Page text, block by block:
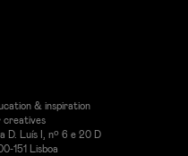
& inspiration
creatives
D. Luís I, nº 6 e 20 D
151 Lisboa